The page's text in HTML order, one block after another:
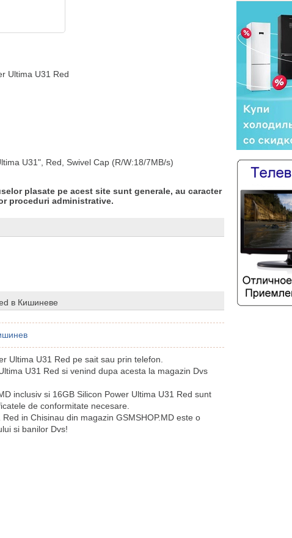
Ultima U31 Red
U31", Red, Swivel Cap (R/W:18/7MB/s)
plasate pe acest site sunt generale, au caracter
proceduri administrative.
в Кишиневе
Ultima U31 Red pe sait sau prin telefon.
U31 Red si venind dupa acesta la magazin Dvs
inclusiv si 16GB Silicon Power Ultima U31 Red sunt
de conformitate necesare.
in Chisinau din magazin GSMSHOP.MD este o
si banilor Dvs!